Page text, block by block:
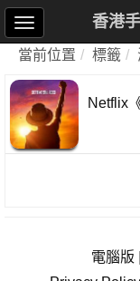
香港
當前位置 標籤
Netflix
電腦版